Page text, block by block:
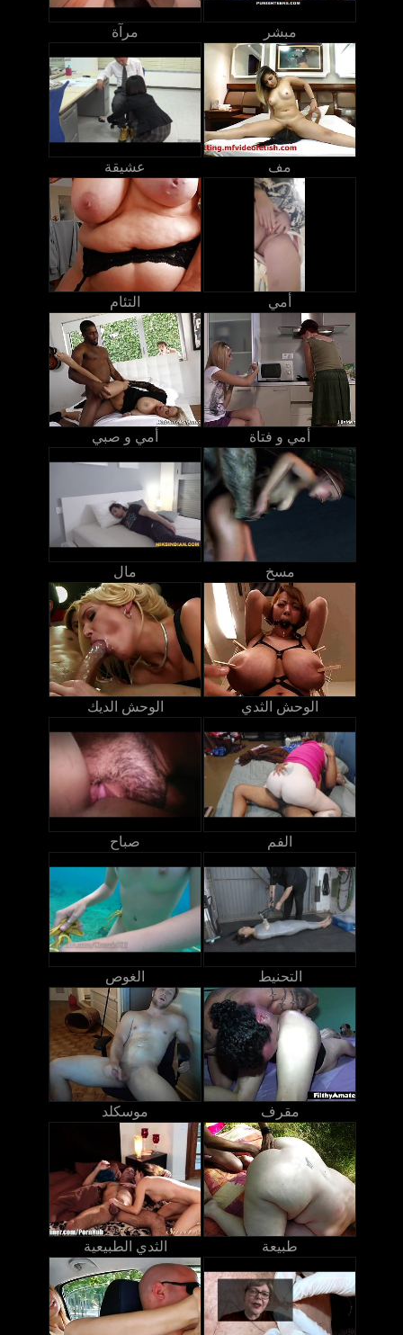
مرآة مبشر
عشيقة مف
التئام أمي
أمي و صبي أمي و فتاة
مال مسخ
الوحش الديك الوحش الثدي
صباح الفم
الغوص التحنيط
موسكلد مقرف
الثدي الطبيعية طبيعة